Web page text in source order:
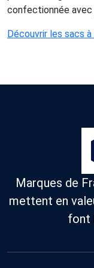
confectionnée avec
Découvrir les sacs
Marques de
mettent en
font